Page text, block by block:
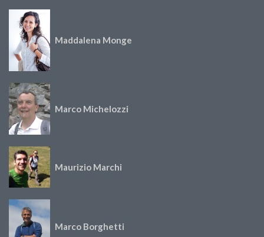
Maddalena Monge
Marco Michelozzi
Maurizio Marchi
Marco Borghetti